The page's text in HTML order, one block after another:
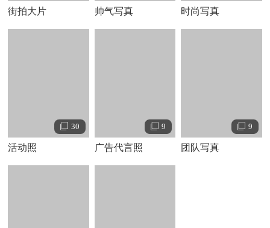
2015年，朱正廷成为乐华娱乐的练习生。
《偶像练习生》，在首轮才艺考核中，获得了A等评价；2月3
日，其参与录制的综艺节目《快乐大本营》；4月6日，在
《偶像练习生》总决赛中，以11938796票排名第六，与
坤、陈立农、范丞丞、黄明昊、林彦俊、
街拍大片 帅气写真 时尚写真
30
活动照
9
广告代言照
9
团队写真